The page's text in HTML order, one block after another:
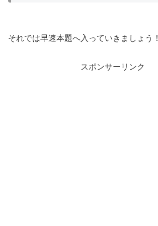
それでは早速本題へ入っていきましょう！
スポンサーリンク